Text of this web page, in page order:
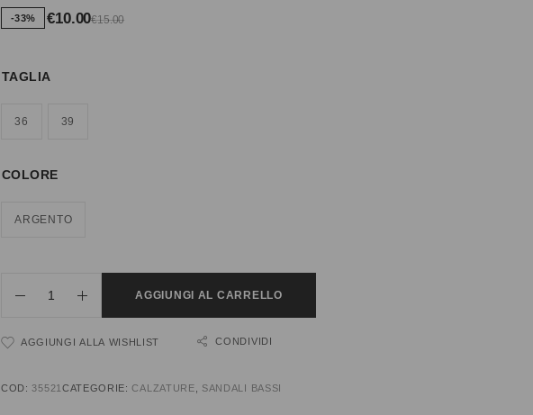
-33% €15.00
€10.00
TAGLIA
36 39
COLORE
ARGENTO
AGGIUNGI AL CARRELLO
AGGIUNGI ALLA WISHLIST CONDIVIDI
COD:35521 CATEGORIE:CALZATURE SANDALI BASSI